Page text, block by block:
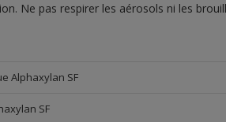
Ne pas respirer les aérosols ni les
Alphaxylan SF
SF